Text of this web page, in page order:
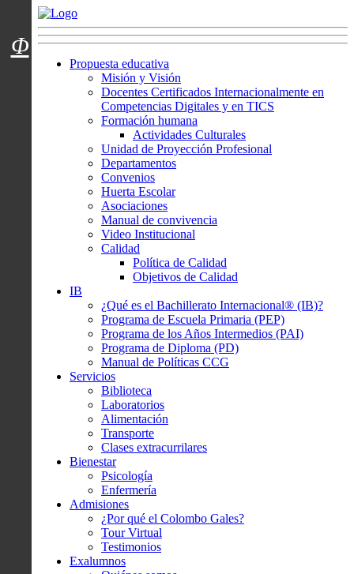
Menú usuarios
Propuesta educativa
Misión y Visión
Docentes Certificados Internacionalmente en
Competencias Digitales y en TICS
Formación humana
Actividades Culturales
Unidad de Proyección Profesional
Departamentos
Convenios
Huerta Escolar
Asociaciones
Manual de convivencia
Video Institucional
Calidad
Política de Calidad
Objetivos de Calidad
IB
¿Qué es el Bachillerato Internacional® (IB)?
Programa de Escuela Primaria (PEP)
Programa de los Años Intermedios (PAI)
Programa de Diploma (PD)
Manual de Políticas CCG
Servicios
Biblioteca
Laboratorios
Alimentación
Transporte
Clases extracurrilares
Bienestar
Psicología
Enfermería
Admisiones
¿Por qué el Colombo Gales?
Tour Virtual
Testimonios
Exalumnos
Φ